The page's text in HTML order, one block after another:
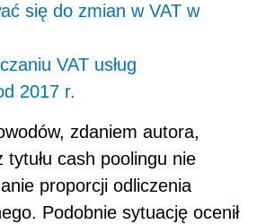
się do zmian w VAT w
VAT usług
2017 r.
zdaniem autora,
cash poolingu nie
proporcji odliczenia
Podobnie sytuację ocenił